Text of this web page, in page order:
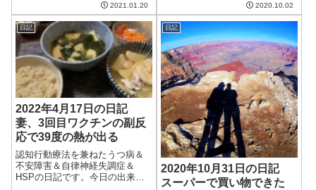
濯物はよく乾くし家の中にいる
分にはい過ごしやすかった。土
日には雨だか雪だかになるとい
うが、はたして。...
2021.01.20
ったのか、寝違えた。いや、寝
てるときではなく起きたときな
ので正確には寝違えではないの
かもしれないが、ともかく首や
腕を動かすと痛い...
2020.10.02
日記
2022年4月17日の日記
妻、3回目ワクチンの副反
応で39度の熱が出る
認知行動療法を兼ねたうつ病＆
不安障害＆自律神経失調症＆
HSPの日記です。今日の出来事
日記
2020年10月31日の日記
スーパーで買い物できた